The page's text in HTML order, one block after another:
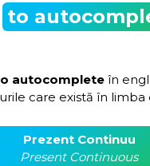
to
autocomplete în
care există în limba
Prezent Continuu
Present Continuous